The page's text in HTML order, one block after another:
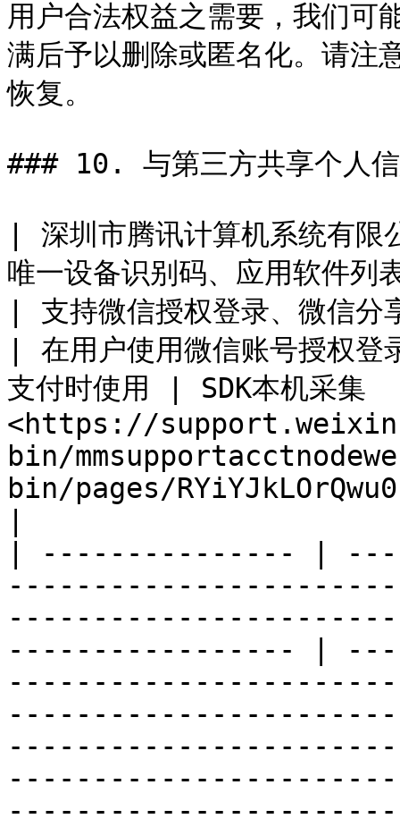
用户合法权益之需要，我们可
满后予以删除或匿名化。请注
恢复。
### 10. 与第三方共享个人
| 深圳市腾讯计算机系
唯一设备识别码、应用软件列
| 支持微信授权登录、微信分
| 在用户使用微信账号授权登
支付时使用 | SDK本机采集
<https://
bin/
bin/pages/
| --------------- |
----------------- |